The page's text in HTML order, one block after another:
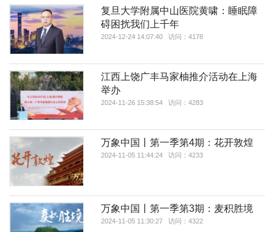
复旦大学附属中山医院黄啸：睡眠障
碍困扰我们上千年
2024-12-24 14:07:40 访问：4178
江西上饶广丰马家柚推介活动在上海
举办
2024-11-26 15:38:54 访问：4283
万象中国丨第一季第4期：花开敦煌
2024-11-05 11:44:24 访问：4233
万象中国丨第一季第3期：麦积胜境
2024-11-05 11:30:27 访问：4322